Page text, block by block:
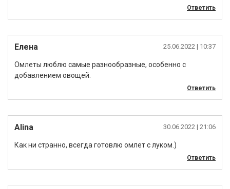
Ответить
Елена 25.06.2022 | 10:37
Омлеты люблю самые разнообразные, особенно с
добавлением овощей.
Ответить
Alina 30.06.2022 | 21:06
Как ни странно, всегда готовлю омлет с луком.)
Ответить